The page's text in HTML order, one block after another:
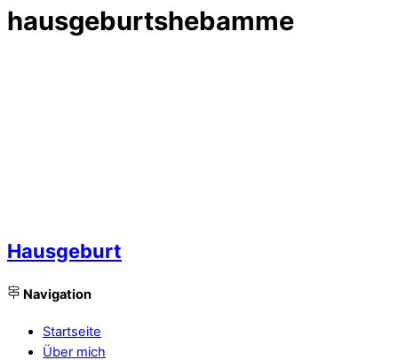
hausgeburtshebamme
Hausgeburt
Navigation
Startseite
Über mich